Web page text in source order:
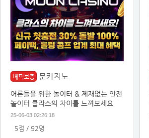
베픽보증 문카지노
어른들을 위한 놀이터 & 제재없는 안전
놀이터 클라스의 차이를 느껴보세요
25-06-03 02:26:18
5점 / 92명